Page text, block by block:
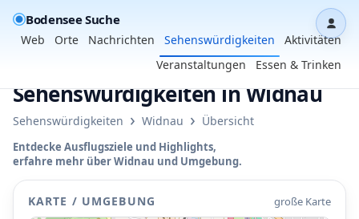
Bodensee Suche
Web Orte Nachrichten Sehenswürdigkeiten
Aktivitäten
Veranstaltungen
Essen & Trinken
Sehenswürdigkeiten in Widnau
Sehenswürdigkeiten › Widnau › Übersicht
Entdecke Ausflugsziele und Highlights,
erfahre mehr über Widnau und Umgebung.
KARTE / UMGEBUNG große Karte